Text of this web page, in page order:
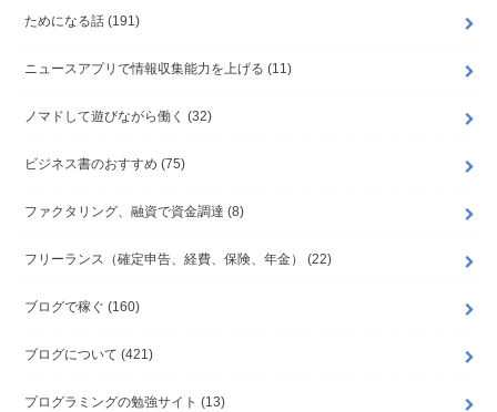
ためになる話 (191)
ニュースアプリで情報収集能力を上げる (11)
ノマドして遊びながら働く (32)
ビジネス書のおすすめ (75)
ファクタリング、融資で資金調達 (8)
フリーランス（確定申告、経費、保険、年金） (22)
ブログで稼ぐ (160)
ブログについて (421)
プログラミングの勉強サイト (13)